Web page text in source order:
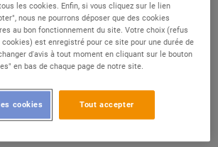
HUMAINES
- H/F
les cookies. Enfin, si vous cliquez sur le lien
nous ne pourrons déposer que des cookies
au bon fonctionnement du site. Votre choix (refus
est enregistré pour ce site pour une durée de
d'avis à tout moment en cliquant sur le bouton
en bas de chaque page de notre site.
Tout accepter
cookies